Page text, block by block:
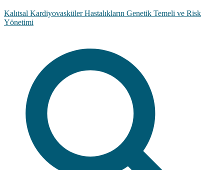
Kalıtsal Kardiyovasküler Hastalıkların Genetik Temeli ve Risk
Yönetimi